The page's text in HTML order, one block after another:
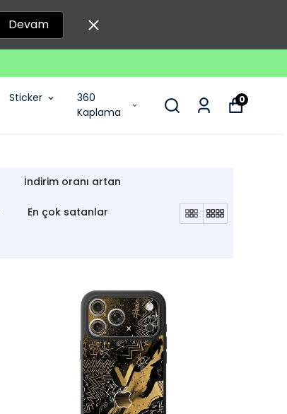
Devam
Sticker
360
Kaplama
0
İndirim oranı artan
En çok satanlar